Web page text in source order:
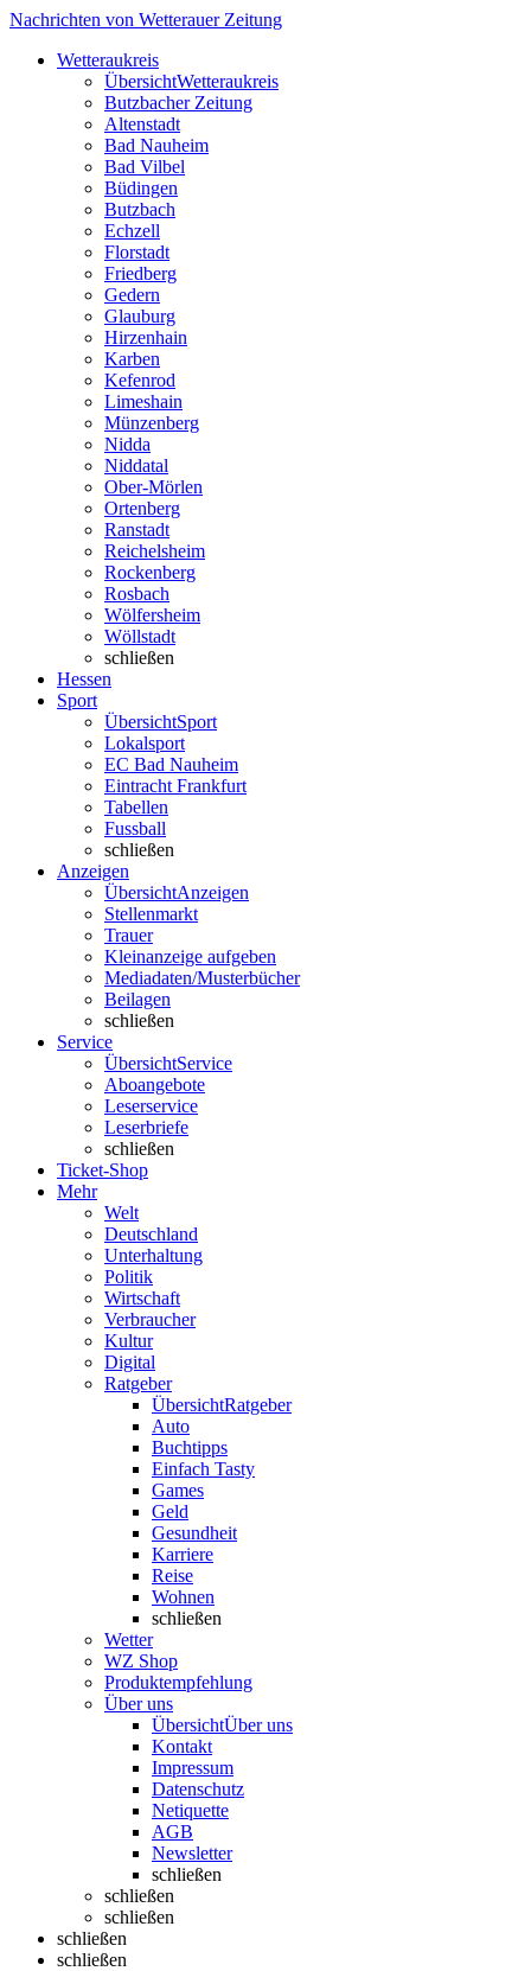
Nachrichten von Wetterauer Zeitung
Wetteraukreis
ÜbersichtWetteraukreis
Butzbacher Zeitung
Altenstadt
Bad Nauheim
Bad Vilbel
Büdingen
Butzbach
Echzell
Florstadt
Friedberg
Gedern
Glauburg
Hirzenhain
Karben
Kefenrod
Limeshain
Münzenberg
Nidda
Niddatal
Ober-Mörlen
Ortenberg
Ranstadt
Reichelsheim
Rockenberg
Rosbach
Wölfersheim
Wöllstadt
schließen
Hessen
Sport
ÜbersichtSport
Lokalsport
EC Bad Nauheim
Eintracht Frankfurt
Tabellen
Fussball
schließen
Anzeigen
ÜbersichtAnzeigen
Stellenmarkt
Trauer
Kleinanzeige aufgeben
Mediadaten/Musterbücher
Beilagen
schließen
Service
ÜbersichtService
Aboangebote
Leserservice
Leserbriefe
schließen
Ticket-Shop
Mehr
Welt
Deutschland
Unterhaltung
Politik
Wirtschaft
Verbraucher
Kultur
Digital
Ratgeber
ÜbersichtRatgeber
Auto
Buchtipps
Einfach Tasty
Games
Geld
Gesundheit
Karriere
Reise
Wohnen
schließen
Wetter
WZ Shop
Produktempfehlung
Über uns
ÜbersichtÜber uns
Kontakt
Impressum
Datenschutz
Netiquette
AGB
Newsletter
schließen
schließen
schließen
schließen
schließen